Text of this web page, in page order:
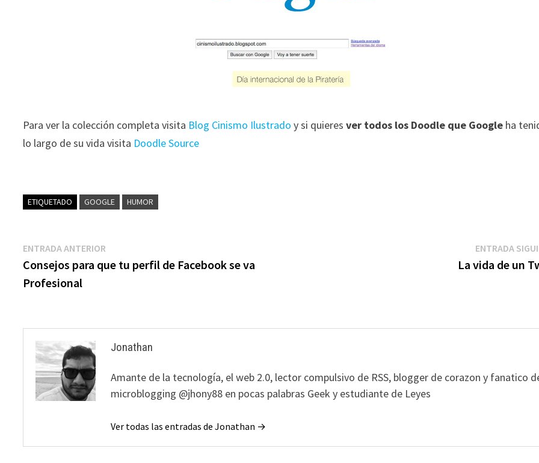
Para ver la colección completa visita Blog Cinismo Ilustrado y si quieresver todos los Doodle que Google ha
lo largo de su vida visita Doodle Source
ETIQUETADO GOOGLE HUMOR
Navegación
de
ENTRADA ANTERIOR
anterior:
Consejos para que tu perfil de Facebook se va
Profesional
ENTRADA
La vida de un
Jonathan
Amante de la tecnología, el web 2.0, lector compulsivo de RSS, blogger de corazon y fanatico
microblogging @jhony88 en pocas palabras Geek y estudiante de Leyes
Ver todas las entradas de Jonathan →